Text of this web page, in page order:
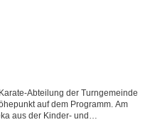
Abteilung der Turngemeinde
auf dem Programm. Am
aus der Kinder- und